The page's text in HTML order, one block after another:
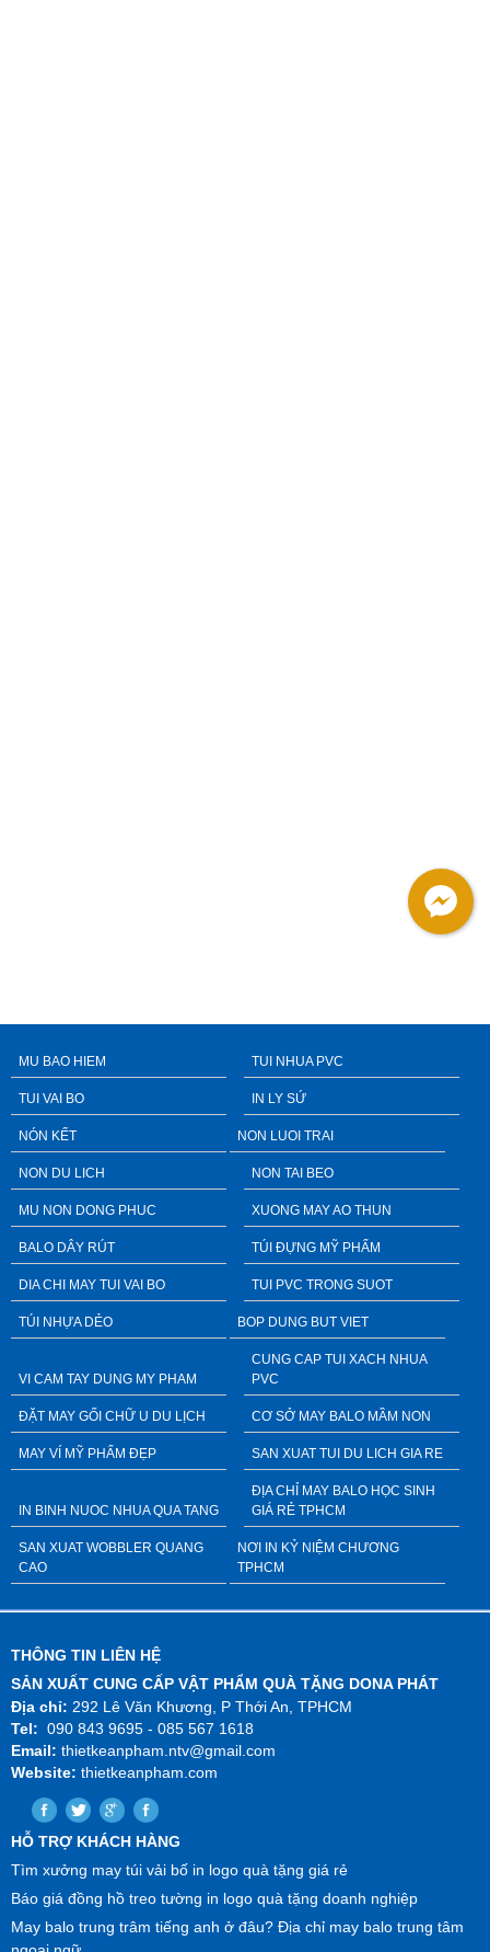
MU BAO HIEM TUI NHUA PVC
TUI VAI BO IN LY SỨ
NÓN KẾT NON LUOI TRAI
NON DU LICH NON TAI BEO
MU NON DONG PHUC XUONG MAY AO THUN
BALO DÂY RÚT TÚI ĐỰNG MỸ PHẨM
DIA CHI MAY TUI VAI BO TUI PVC TRONG SUOT
TÚI NHỰA DẺO BOP DUNG BUT VIET
VI CAM TAY DUNG MY PHAM
CUNG CAP TUI XACH NHUA
PVC
ĐẶT MAY GỐI CHỮ U DU LỊCH CƠ SỞ MAY BALO MẦM NON
MAY VÍ MỸ PHẨM ĐẸP SAN XUAT TUI DU LICH GIA RE
IN BINH NUOC NHUA QUA TANG
ĐỊA CHỈ MAY BALO HỌC SINH
GIÁ RẺ TPHCM
SAN XUAT WOBBLER QUANG
CAO
NƠI IN KỶ NIỆM CHƯƠNG
TPHCM
THÔNG TIN LIÊN HỆ
SẢN XUẤT CUNG CẤP VẬT PHẨM QUÀ TẶNG DONA PHÁT
Địa chỉ: 292 Lê Văn Khương, P Thới An, TPHCM
Tel: 090 843 9695 - 085 567 1618
Email: thietkeanpham.ntv@gmail.com
Website: thietkeanpham.com
HỖ TRỢ KHÁCH HÀNG
Tìm xưởng may túi vải bố in logo quà tặng giá rẻ
Báo giá đồng hồ treo tường in logo quà tặng doanh nghiệp
May balo trung trâm tiếng anh ở đâu? Địa chỉ may balo trung tâm